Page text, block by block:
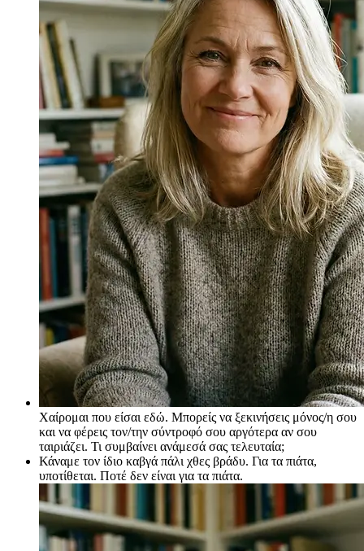
Χαίρομαι που είσαι εδώ. Μπορείς να ξεκινήσεις μόνος/η σου
και να φέρεις τον/την σύντροφό σου αργότερα αν σου
ταιριάζει. Τι συμβαίνει ανάμεσά σας τελευταία;
Κάναμε τον ίδιο καβγά πάλι χθες βράδυ. Για τα πιάτα,
υποτίθεται. Ποτέ δεν είναι για τα πιάτα.